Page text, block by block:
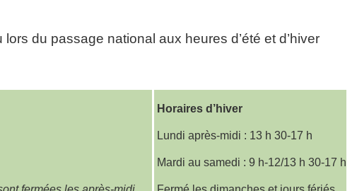
du passage national aux heures d’été et d’hiver
Horaires d’hiver
Lundi après-midi : 13 h 30-17 h
Mardi au samedi : 9 h-12/13 h 30-17 h